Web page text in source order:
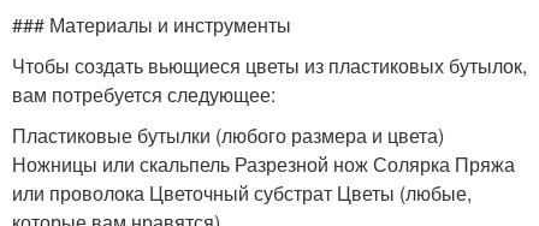
### Материалы и инструменты
Чтобы создать вьющиеся цветы из пластиковых бутылок,
вам потребуется следующее:
Пластиковые бутылки (любого размера и цвета)
Ножницы или скальпель Разрезной нож Солярка Пряжа
или проволока Цветочный субстрат Цветы (любые,